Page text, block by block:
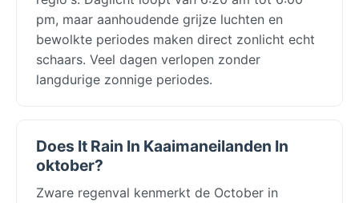
pm, maar aanhoudende grijze luchten en
bewolkte periodes maken direct zonlicht echt
schaars. Veel dagen verlopen zonder
langdurige zonnige periodes.
Does It Rain In Kaaimaneilanden In
oktober?
Zware regenval kenmerkt de October in